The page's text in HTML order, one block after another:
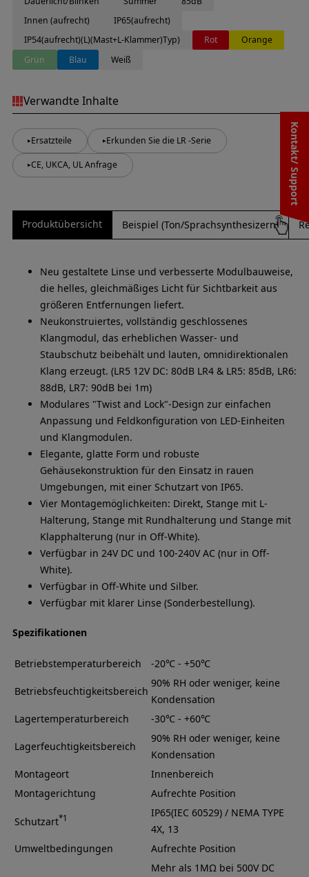
Kontakt/ Support
Innen (aufrecht)
IP65(aufrecht)
IP54(aufrecht)(L)(Mast+L-Klammer)Typ)
Rot
Orange
Grün
Blau Weiß
Verwandte Inhalte
Ersatzteile Erkunden Sie die LR -Serie
CE, UKCA, UL Anfrage
Produktübersicht Beispiel (Ton/Sprachsynthesizern)
Neu gestaltete Linse und verbesserte Modulbauweise,
die helles, gleichmäßiges Licht für Sichtbarkeit aus
größeren Entfernungen liefert.
Neukonstruiertes, vollständig geschlossenes
Klangmodul, das erheblichen Wasser- und
Staubschutz beibehält und lauten, omnidirektionalen
Klang erzeugt. (LR5 12V DC: 80dB LR4 & LR5: 85dB, LR6:
88dB, LR7: 90dB bei 1m)
Modulares "Twist and Lock"-Design zur einfachen
Anpassung und Feldkonfiguration von LED-Einheiten
und Klangmodulen.
Elegante, glatte Form und robuste
Gehäusekonstruktion für den Einsatz in rauen
Umgebungen, mit einer Schutzart von IP65.
Vier Montagemöglichkeiten: Direkt, Stange mit L-
Halterung, Stange mit Rundhalterung und Stange mit
Klapphalterung (nur in Off-White).
Verfügbar in 24V DC und 100-240V AC (nur in Off-
White).
Verfügbar in Off-White und Silber.
Verfügbar mit klarer Linse (Sonderbestellung).
Spezifikationen
Betriebstemperaturbereich -20℃ - +50℃
Betriebsfeuchtigkeitsbereich
90% RH oder weniger, keine
Kondensation
Lagertemperaturbereich
-30℃ - +60℃
Lagerfeuchtigkeitsbereich
90% RH oder weniger, keine
Kondensation
Montageort
Innenbereich
Montagerichtung
Aufrechte Position
Schutzart*1
IP65(IEC 60529) / NEMA TYPE
4X, 13
Umweltbedingungen
Aufrechte Position
Mehr als 1MΩ bei 500V DC